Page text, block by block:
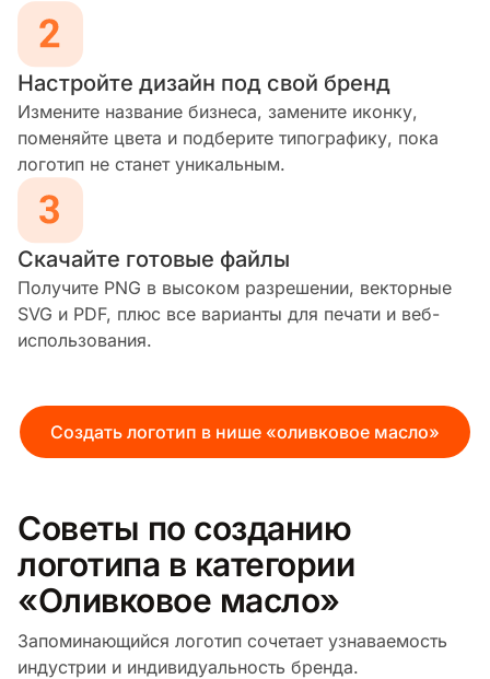
Настройте дизайн под свой бренд
Измените название бизнеса, замените иконку,
поменяйте цвета и подберите типографику, пока
логотип не станет уникальным.
Скачайте готовые файлы
Получите PNG в высоком разрешении, векторные
SVG и PDF, плюс все варианты для печати и веб-
использования.
Создать логотип в нише «оливковое масло»
Советы по созданию
логотипа в категории
«Оливковое масло»
Запоминающийся логотип сочетает узнаваемость
индустрии и индивидуальность бренда.